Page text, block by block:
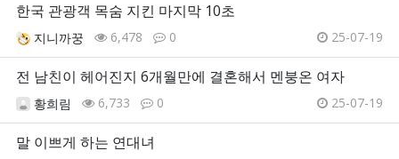
한국 관광객 목숨 지킨 마지막 10초
지니까꿍 6,478 0 25-07-19
전 남친이 헤어진지 6개월만에 결혼해서 멘붕온 여자
황희림 6,733 0 25-07-19
말 이쁘게 하는 연대녀